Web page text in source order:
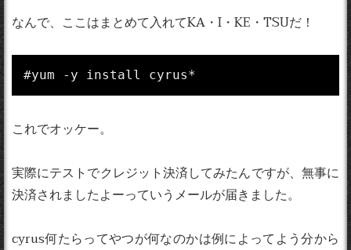
なんで、ここはまとめて入れてKA・I・KE・TSUだ！
#yum -y install cyrus*
これでオッケー。
実際にテストでクレジット決済してみたんですが、無事に
決済されましたよーっていうメールが届きました。
cyrus何たらってやつが何なのかは例によってよう分から